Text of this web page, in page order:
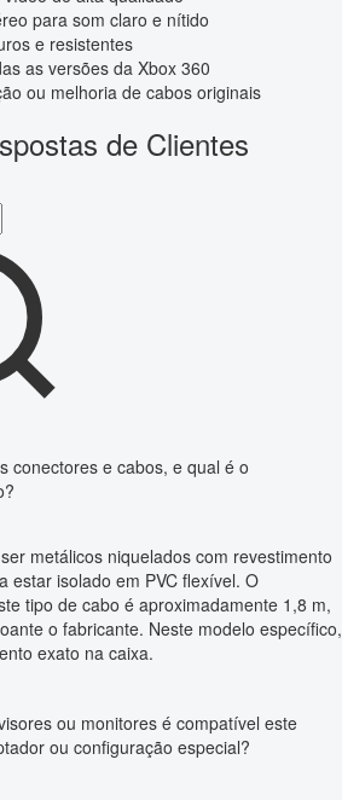
para som claro e nítido
e resistentes
as versões da Xbox 360
ou melhoria de cabos originais
de Clientes
conectores e cabos, e qual é o
metálicos niquelados com revestimento
estar isolado em PVC flexível. O
tipo de cabo é aproximadamente 1,8 m,
o fabricante. Neste modelo específico,
exato na caixa.
ou monitores é compatível este
ou configuração especial?